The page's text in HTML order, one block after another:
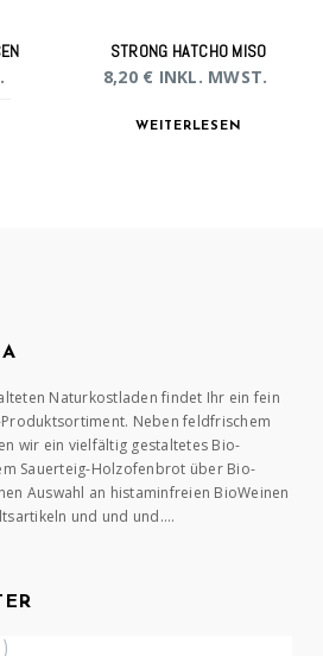
STRONG HATCHO MISO
8,20 € INKL. MWST.
WEITERLESEN
Naturkostladen findet Ihr ein fein
Neben feldfrischem
wir ein vielfältig gestaltetes Bio-
Sauerteig-Holzofenbrot über Bio-
Auswahl an histaminfreien BioWeinen
und und und….